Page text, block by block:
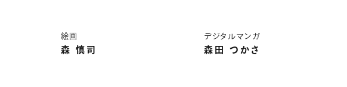
絵画
森 慎司
デジタルマンガ
森田 つかさ